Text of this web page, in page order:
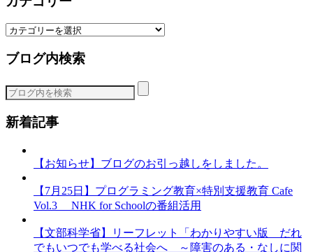
カ
ゴ
ー
ブログ内検索
新着記事
【お知らせ】ブログのお引っ越しをしました。
【7月25日】プログラミング教育×特別支援教育 Cafe
Vol.3 NHK for Schoolの番組活用
【文部科学省】リーフレット「わかりやすい版 だれ
でもいつでも学べる社会へ ～障害のある・なしに関